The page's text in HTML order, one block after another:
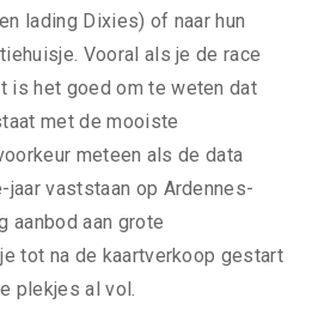
lading Dixies) of naar hun
Vooral als je de race
is het goed om te weten dat
met de mooiste
meteen als de data
vaststaan op Ardennes-
aanbod aan grote
tot na de kaartverkoop gestart
plekjes al vol.